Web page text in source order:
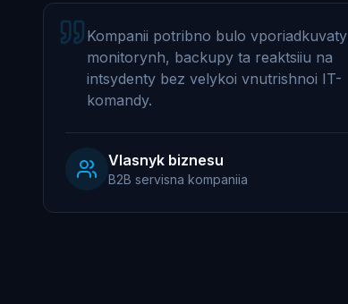
Kompanii potribno bulo vporiadkuvaty
monitorynh, backupy ta reaktsiiu na
intsydenty bez velykoi vnutrishnoi IT-
komandy.
Vlasnyk biznesu
B2B servisna kompaniia